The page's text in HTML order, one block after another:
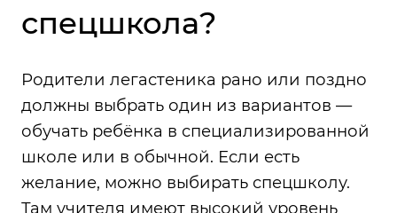
спецшкола?
Родители легастеника рано или поздно
должны выбрать один из вариантов —
обучать ребёнка в специализированной
школе или в обычной. Если есть
желание, можно выбирать спецшколу.
Там учителя имеют высокий уровень